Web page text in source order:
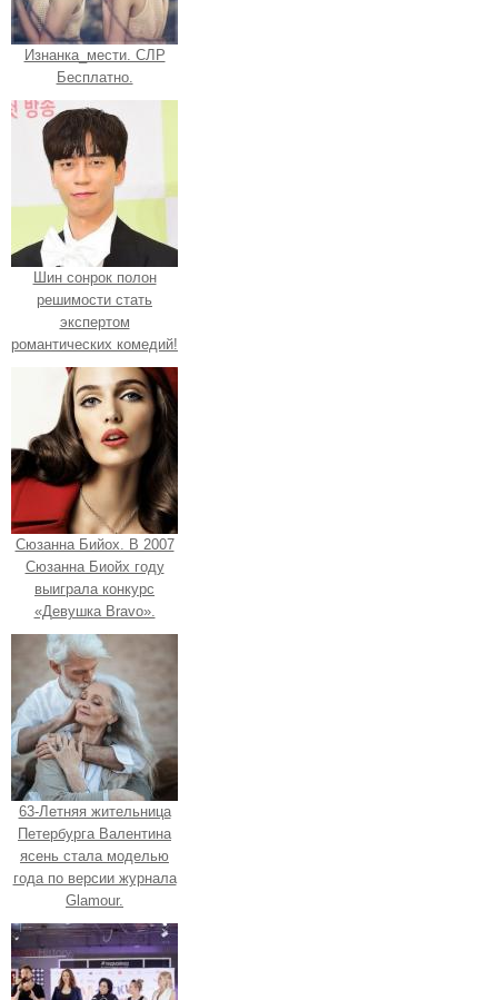
Изнанка_мести. СЛР
Бесплатно.
Шин сонрок полон
решимости стать
экспертом
романтических комедий!
Сюзанна Бийох. В 2007
Сюзанна Биойх году
выиграла конкурс
«Девушка Bravo».
63-Летняя жительница
Петербурга Валентина
ясень стала моделью
года по версии журнала
Glamour.